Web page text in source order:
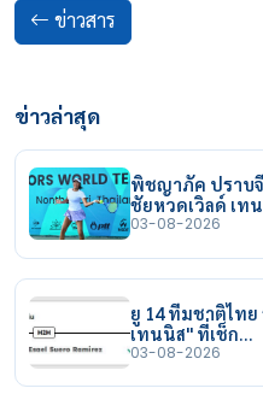
ข่าวสาร
ข่าวล่าสุด
พิชญาภัค ปราบ
ชัยหวดเวิลด์ เทน
03-08-2026
ยู 14 ทีมชาติไทย
เทนนิส" ที่เช็ก…
03-08-2026